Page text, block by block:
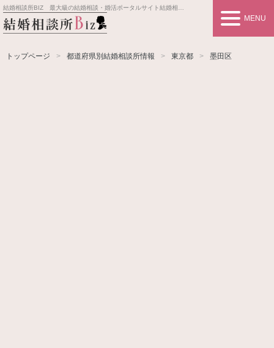
結婚相談所BIZ 最大級の結婚相談・婚活ポータルサイト結婚相談所事業者情報や婚活お見合いの悩み、対策を紹介します。
MENU
トップページ 都道府県別結婚相談所情報 東京都 墨田区